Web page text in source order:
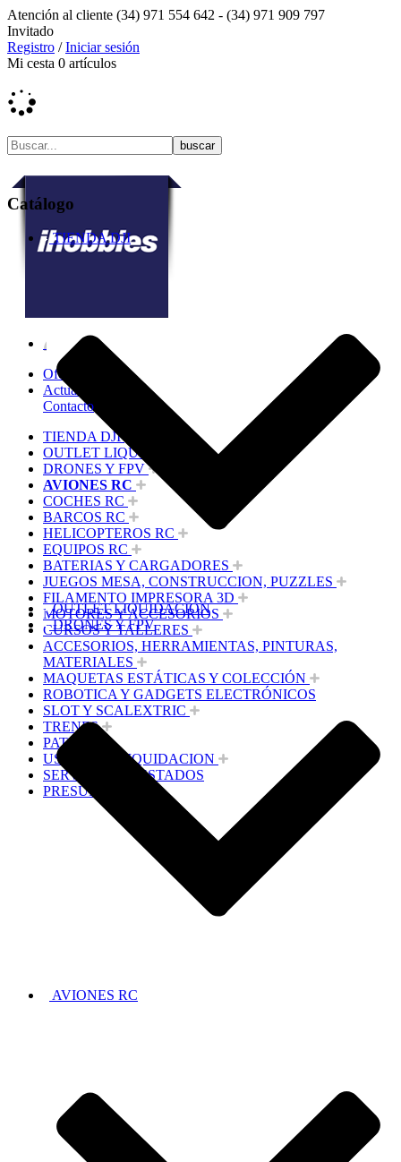
Atención al cliente (34) 971 554 642 - (34) 971 909 797
Invitado
Registro /Iniciar sesión
Mi cesta 0 artículos
Ofertas
Actualidad
Contacto
TIENDA DJI
OUTLET LIQUIDACION
DRONES Y FPV
AVIONES RC
COCHES RC
BARCOS RC
HELICOPTEROS RC
EQUIPOS RC
BATERIAS Y CARGADORES
JUEGOS MESA, CONSTRUCCION, PUZZLES
FILAMENTO IMPRESORA 3D
MOTORES Y ACCESORIOS
CURSOS Y TALLERES
ACCESORIOS, HERRAMIENTAS, PINTURAS,
MATERIALES
MAQUETAS ESTÁTICAS Y COLECCIÓN
ROBOTICA Y GADGETS ELECTRÓNICOS
SLOT Y SCALEXTRIC
TRENES
PATINES
USADOS Y LIQUIDACION
SERVICIOS PRESTADOS
PRESUPUESTOS
Catálogo
TIENDA DJI
OUTLET LIQUIDACION
DRONES Y FPV
AVIONES RC